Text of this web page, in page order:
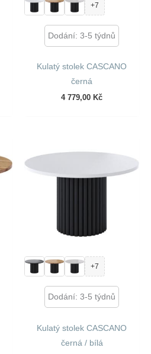
+7
Dodání: 3-5 týdnů
Kulatý stolek CASCANO
černá
4 779,00 Kč
+7
Dodání: 3-5 týdnů
Kulatý stolek CASCANO
černá / bílá